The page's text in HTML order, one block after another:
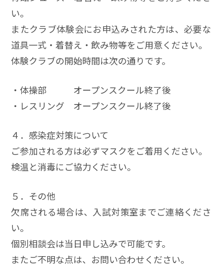
い。
またクラブ体験会にお申込みされた方は、必要な
道具一式・着替え・飲み物等をご用意ください。
体験クラブの開始時間は次の通りです。
・体操部 オープンスクール終了後
・レスリング オープンスクール終了後
４．感染症対策について
ご参加される方は必ずマスクをご着用ください。
検温と消毒にご協力ください。
５．その他
欠席される場合は、入試対策室までご連絡くださ
い。
個別相談会は当日申し込みで可能です。
またご不明な点は、お問い合わせください。